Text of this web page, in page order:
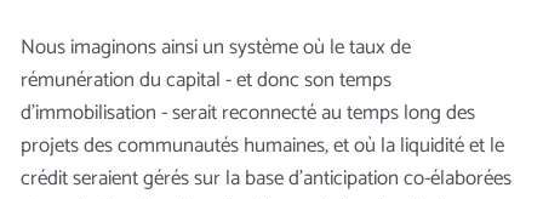
Nous imaginons ainsi un système où le taux de
rémunération du capital - et donc son temps
d’immobilisation - serait reconnecté au temps long des
projets des communautés humaines, et où la liquidité et le
crédit seraient gérés sur la base d’anticipation co-élaborées